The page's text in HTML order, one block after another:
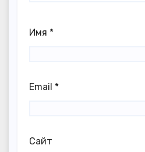
Имя *
Email *
Сайт